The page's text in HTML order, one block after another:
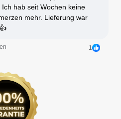
hab seit Wochen keine
mehr. Lieferung war
1